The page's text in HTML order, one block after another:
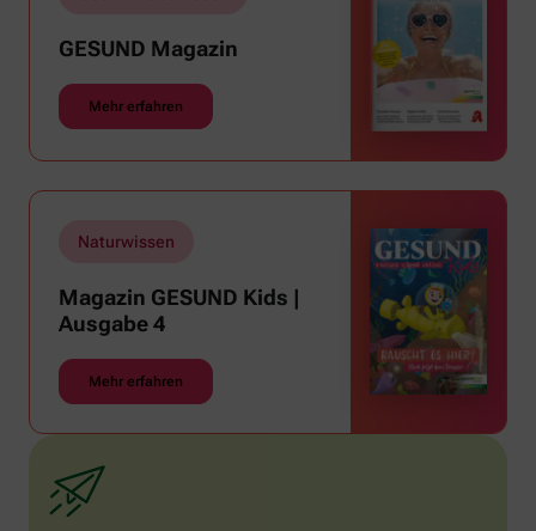
GESUND Magazin
Mehr erfahren
Naturwissen
Magazin GESUND Kids |
Ausgabe 4
Mehr erfahren